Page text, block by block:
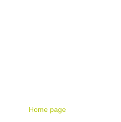
Home page